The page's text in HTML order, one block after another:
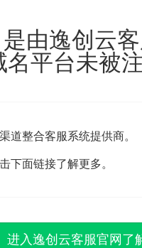
由逸创云
平台未被
道整合客服系统提供商。
下面链接了解更多。
进入逸创云客服官网了